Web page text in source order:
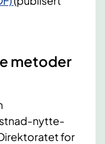
metoder
nytte-
for